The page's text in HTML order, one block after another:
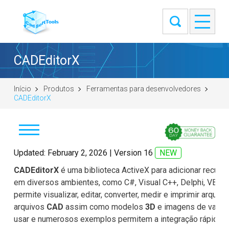
CADEditorX
Início Produtos
Ferramentas para desenvolvedores
CADEditorX
Baixar
Comprar
Introdução
Faça uma pergunta
Updated: February 2, 2026 | Version 16
NEW
CADEditorX é uma biblioteca ActiveX para adicionar
em diversos ambientes, como C#, Visual C++, Delphi, VB,
permite visualizar, editar, converter, medir e imprimir
arquivos CAD assim como modelos3D e imagens de
usar e numerosos exemplos permitem a integração rápida